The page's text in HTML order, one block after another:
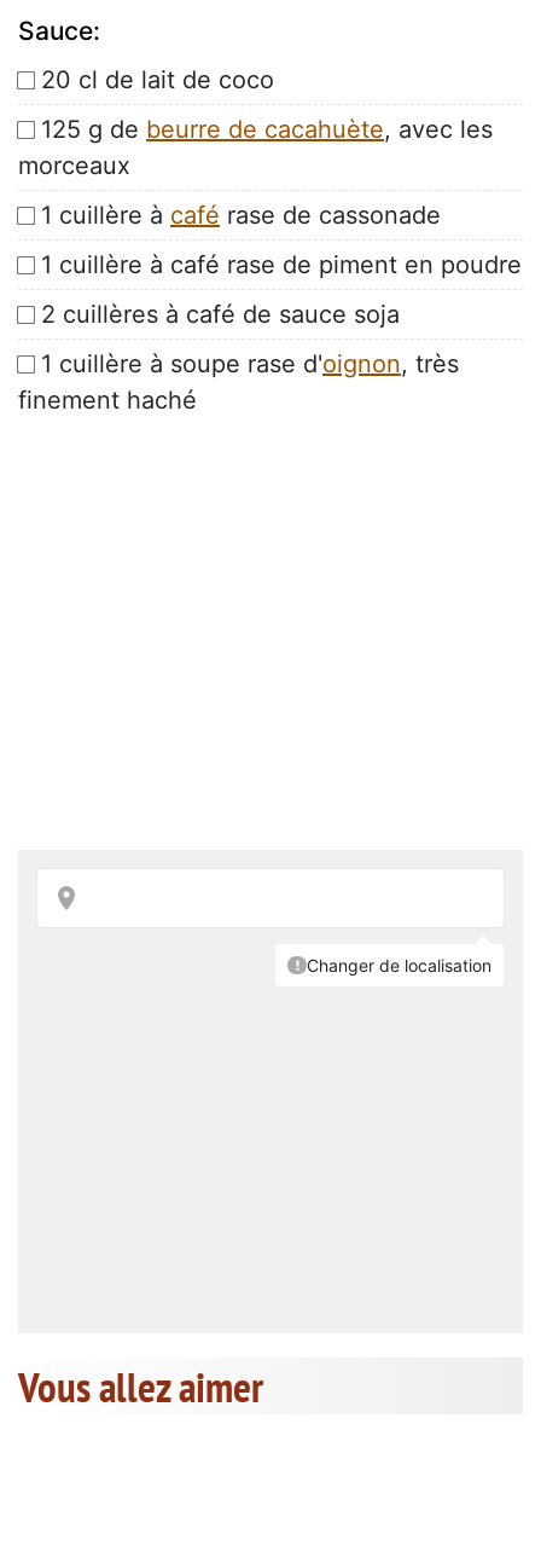
Sauce:
20 cl de lait de coco
125 g de beurre de cacahuète, avec les
morceaux
1 cuillère à café rase de cassonade
1 cuillère à café rase de piment en poudre
2 cuillères à café de sauce soja
1 cuillère à soupe rase d'oignon, très
finement haché
Vous allez aimer